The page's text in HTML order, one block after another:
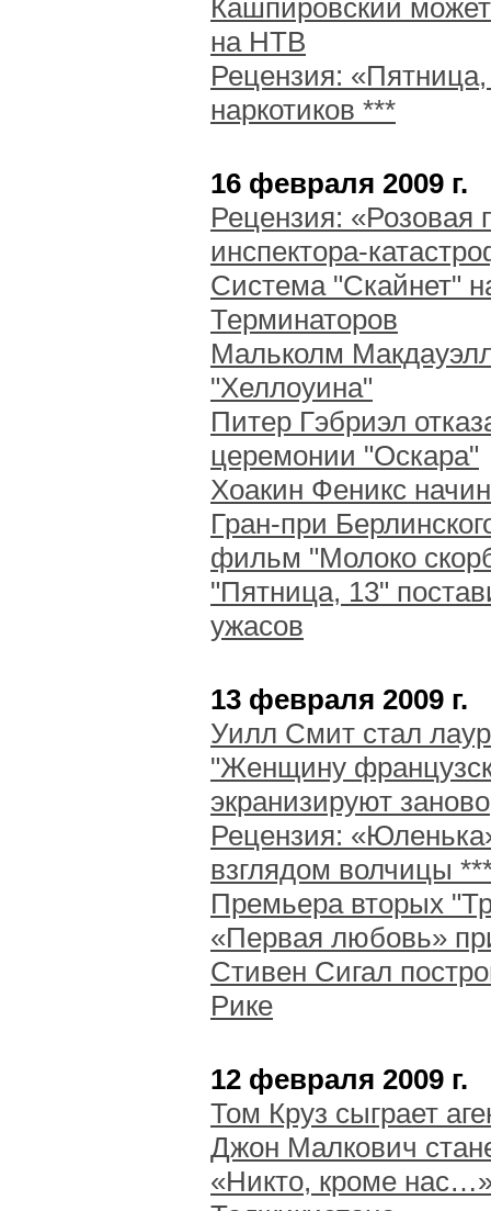
Кашпировский
на НТВ
Рецензия:
наркотиков ***
16 февраля 2009 г.
Рецензия: «Розовая
инспектора-
Система "Скайнет"
Терминаторов
Мальколм
"Хеллоуина"
Питер Гэбриэл
церемонии "Оскара"
Хоакин Феникс
Гран-при
фильм "Молоко
"Пятница, 13"
ужасов
13 февраля 2009 г.
Уилл Смит стал
"Женщину
экранизируют заново
Рецензия:
взглядом волчицы
Премьера вторых
«Первая любовь»
Стивен Сигал
Рике
12 февраля 2009 г.
Том Круз сыграет
Джон Малкович
«Никто, кроме